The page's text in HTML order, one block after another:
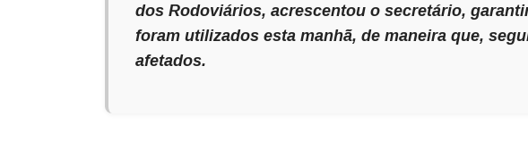
dos Rodoviários, acrescentou o secretário,
foram utilizados esta manhã, de maneira que,
afetados.